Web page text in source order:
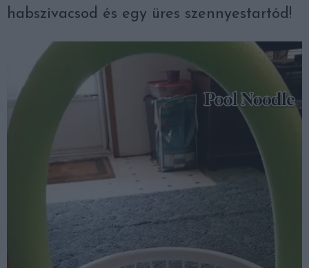
habszivacsod és egy üres szennyestartód!